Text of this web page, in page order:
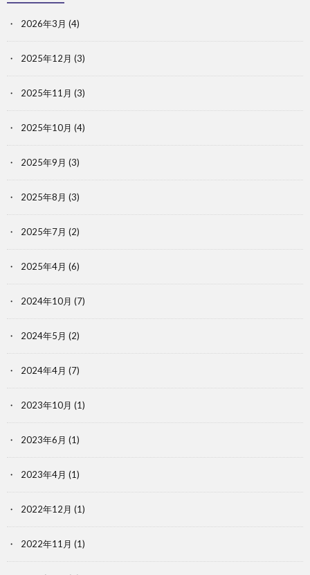
2026年3月 (4)
2025年12月 (3)
2025年11月 (3)
2025年10月 (4)
2025年9月 (3)
2025年8月 (3)
2025年7月 (2)
2025年4月 (6)
2024年10月 (7)
2024年5月 (2)
2024年4月 (7)
2023年10月 (1)
2023年6月 (1)
2023年4月 (1)
2022年12月 (1)
2022年11月 (1)